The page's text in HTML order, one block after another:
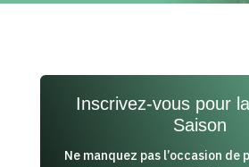
Inscrivez-vous pour
Saison
Ne manquez pas l’occasion de